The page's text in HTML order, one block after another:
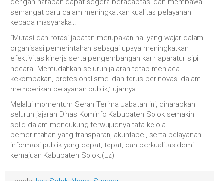
dengan harapan dapat segera beradaptasi dan membawa
semangat baru dalam meningkatkan kualitas pelayanan
kepada masyarakat.
“Mutasi dan rotasi jabatan merupakan hal yang wajar dalam
organisasi pemerintahan sebagai upaya meningkatkan
efektivitas kinerja serta pengembangan karir aparatur sipil
negara. Memudahkan seluruh jajaran tetap menjaga
kekompakan, profesionalisme, dan terus berinovasi dalam
memberikan pelayanan publik,” ujarnya.
Melalui momentum Serah Terima Jabatan ini, diharapkan
seluruh jajaran Dinas Kominfo Kabupaten Solok semakin
solid dalam mendukung terwujudnya tata kelola
pemerintahan yang transparan, akuntabel, serta pelayanan
informasi publik yang cepat, tepat, dan berkualitas demi
kemajuan Kabupaten Solok.(Lz)